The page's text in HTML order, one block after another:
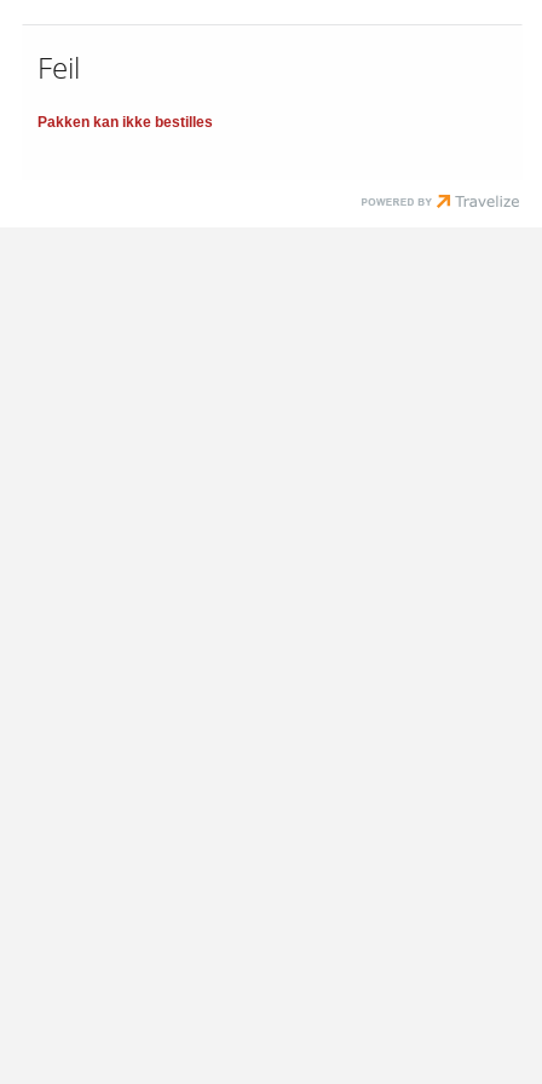
Feil
Pakken kan ikke bestilles